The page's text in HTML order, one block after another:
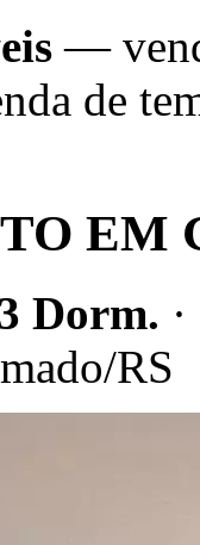
—
de
EM
Dorm.
RS